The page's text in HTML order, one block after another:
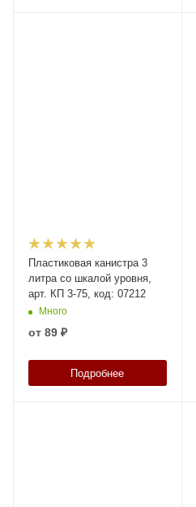
Пластиковая канистра 3
литра со шкалой уровня,
арт. КП 3-75, код: 07212
Много
от 89 ₽
Подробнее